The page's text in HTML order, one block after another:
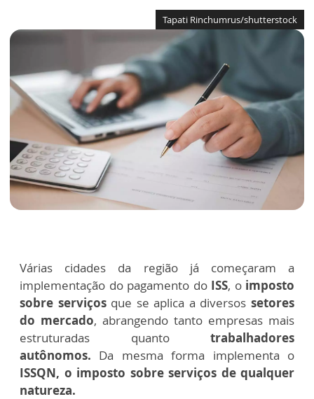
Tapati Rinchumrus/shutterstock
Várias cidades da região já começaram a
implementação do pagamento do ISS, o imposto
sobre serviçosque se aplica a diversossetores
do mercado, abrangendo tanto empresas mais
estruturadas quanto trabalhadores
autônomos. Da mesma forma implementa o
ISSQN, o imposto sobre serviços de qualquer
natureza.